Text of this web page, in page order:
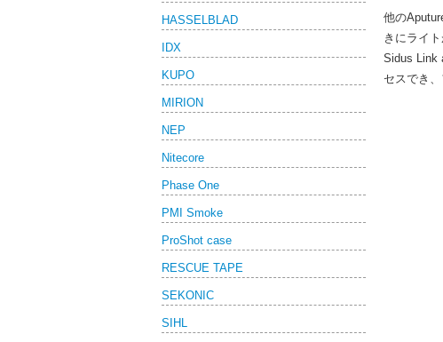
HASSELBLAD
IDX
KUPO
MIRION
NEP
Nitecore
Phase One
PMI Smoke
ProShot case
RESCUE TAPE
SEKONIC
SIHL
他の
きにライ
Sidus Link
セスでき